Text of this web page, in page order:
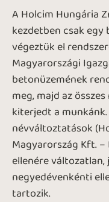
A Holcim Hungária
kezdetben csak
végeztük el
Magyarországi
betonüzemének
meg, majd az
kiterjedt a
névváltoztatások
Magyarország Kft.
ellenére változatlan,
negyedévenkénti
tartozik.